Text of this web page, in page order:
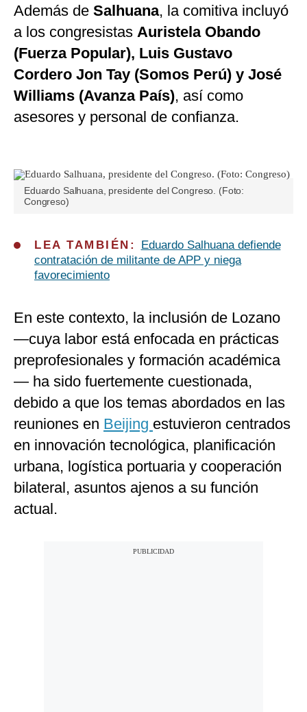
Además de Salhuana, la comitiva incluyó
a los congresistas Auristela Obando
(Fuerza Popular), Luis Gustavo
Cordero Jon Tay (Somos Perú) y José
Williams (Avanza País), así como
asesores y personal de confianza.
Eduardo Salhuana, presidente del Congreso. (Foto:
Congreso)
LEA TAMBIÉN:
Eduardo Salhuana defiende
contratación de militante de APP y niega
favorecimiento
En este contexto, la inclusión de Lozano
—cuya labor está enfocada en prácticas
preprofesionales y formación académica
— ha sido fuertemente cuestionada,
debido a que los temas abordados en las
reuniones en Beijing estuvieron centrados
en innovación tecnológica, planificación
urbana, logística portuaria y cooperación
bilateral, asuntos ajenos a su función
actual.